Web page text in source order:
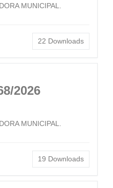
MUNICIPAL.
22 Downloads
2026
MUNICIPAL.
19 Downloads